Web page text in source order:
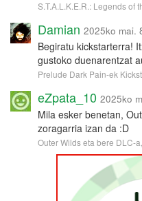
S.T.A.L.K.E.R.: Legends of
Damian 2025ko mai.
Begiratu kickstarterra!
gustoko duenarentzat
Prelude Dark Pain-ek
eZpata_10 2025ko
Mila esker benetan,
zoragarria izan da :D
Outer Wilds eta bere DLC-